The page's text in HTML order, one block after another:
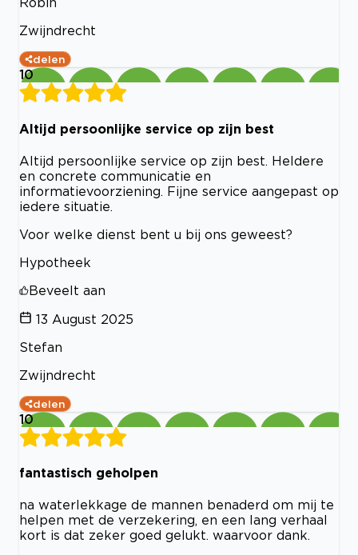
Zwijndrecht
delen
10
Altijd persoonlijke service op zijn best
Altijd persoonlijke service op zijn best. Heldere
en concrete communicatie en
informatievoorziening. Fijne service aangepast op
iedere situatie.
Voor welke dienst bent u bij ons geweest?
Hypotheek
Beveelt aan
13 August 2025
Stefan
Zwijndrecht
delen
10
fantastisch geholpen
na waterlekkage de mannen benaderd om mij te
helpen met de verzekering, en een lang verhaal
kort is dat zeker goed gelukt. waarvoor dank.